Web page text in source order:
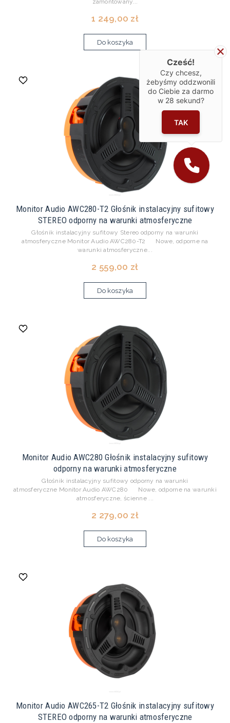
zamontowany...
1 249,00 zł
Do koszyka
Monitor Audio AWC280-T2 Głośnik instalacyjny sufitowy
STEREO odporny na warunki atmosferyczne
Głośnik instalacyjny sufitowy Stereo odporny na warunki
atmosferyczne Monitor Audio AWC280-T2 Nowe, odporne na
warunki atmosferyczne...
2 559,00 zł
Do koszyka
Monitor Audio AWC280 Głośnik instalacyjny sufitowy
odporny na warunki atmosferyczne
Głośnik instalacyjny sufitowy odporny na warunki
atmosferyczne Monitor Audio AWC280 Nowe, odporne na warunki
atmosferyczne, ścienne ...
2 279,00 zł
Do koszyka
Monitor Audio AWC265-T2 Głośnik instalacyjny sufitowy
STEREO odporny na warunki atmosferyczne
Cześć!
Czy chcesz,
żebyśmy oddzwonili
do Ciebie za darmo
w 28 sekund?
TAK